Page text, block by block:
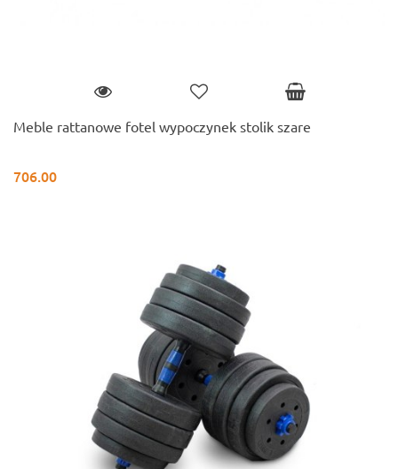
Meble rattanowe fotel wypoczynek stolik szare
706.00